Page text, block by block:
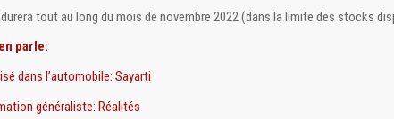
durera tout au long du mois de novembre 2022 (dans la limite des stocks
parle:
dans l’automobile: Sayarti
généraliste: Réalités